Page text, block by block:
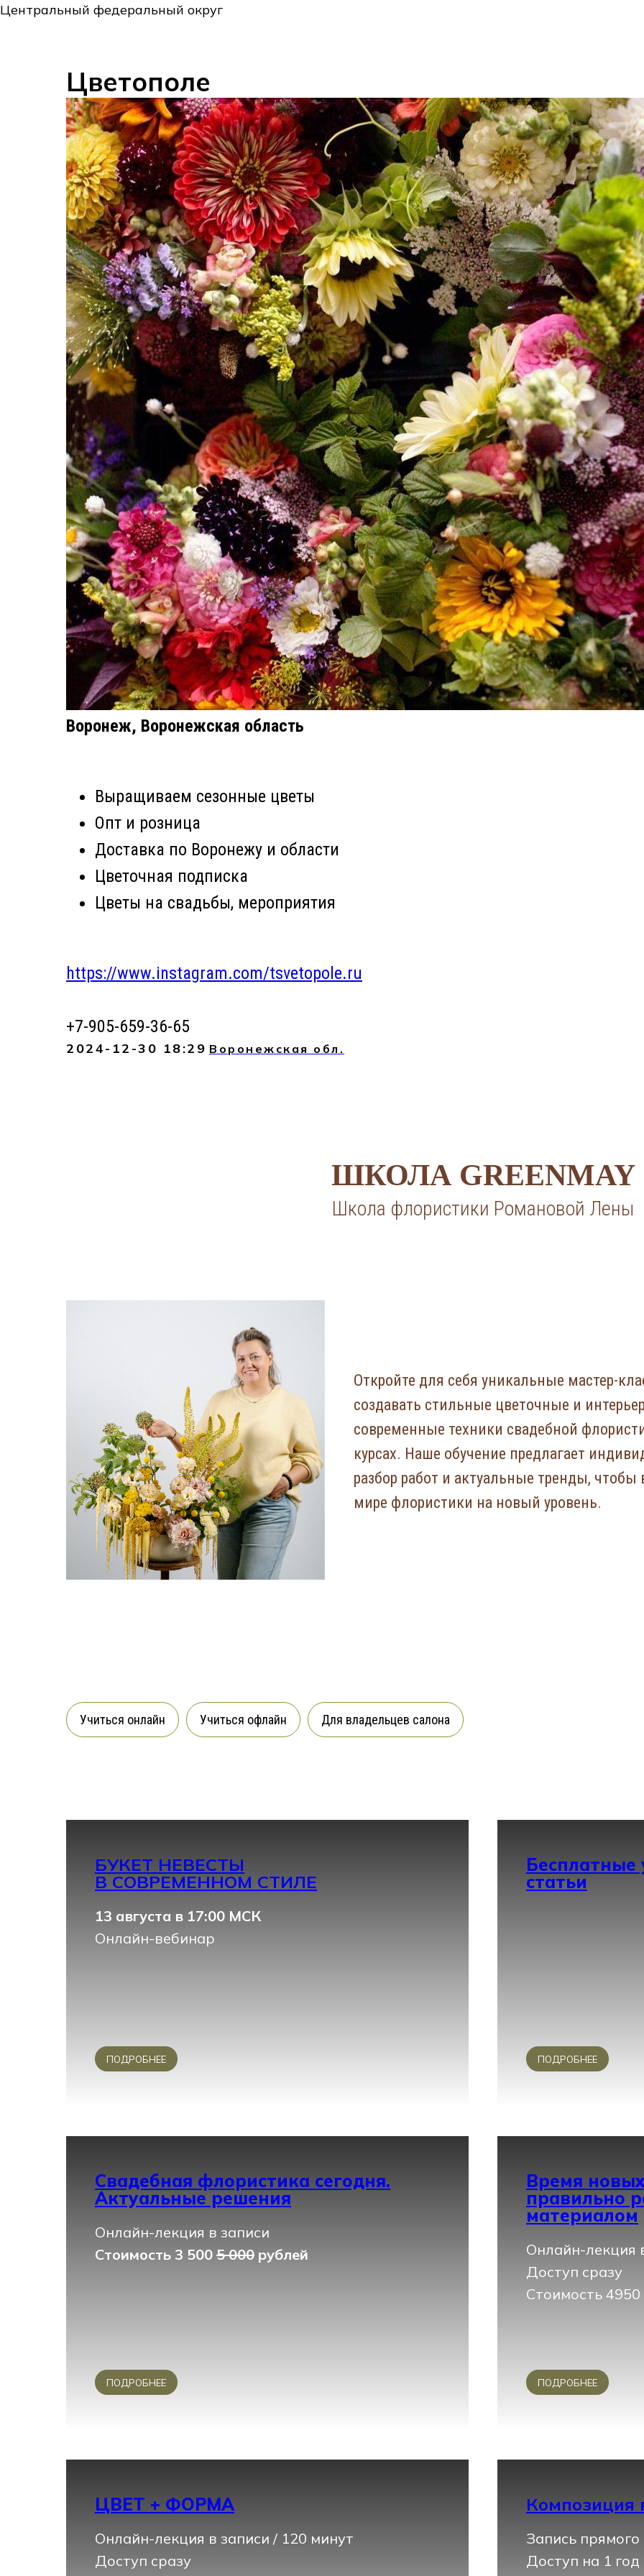
Центральный федеральный округ
Цветополе
Воронеж, Воронежская область
Выращиваем сезонные цветы
Опт и розница
Доставка по Воронежу и области
Цветочная подписка
Цветы на свадьбы, мероприятия
https://www.instagram.com/tsvetopole.ru
+7-905-659-36-65
2024-12-30 18:29 Воронежская обл.
ШКОЛА GREENMAY
Школа флористики Романовой Лены
Откройте для себя уникальные мастер-
создавать стильные цветочные и
современные техники свадебной
курсах. Наше обучение предлагает
разбор работ и актуальные тренды,
мире флористики на новый уровень.
Учиться онлайн Учиться офлайн Для владельцев салона
БУКЕТ НЕВЕСТЫ
В СОВРЕМЕННОМ СТИЛЕ
13 августа в 17:00 МСК
Онлайн-вебинар
ПОДРОБНЕЕ
Бесплатные
статьи
ПОДРОБНЕЕ
Свадебная флористика сегодня.
Актуальные решения
Онлайн-лекция в записи
Стоимость 3 500 5 000 рублей
ПОДРОБНЕЕ
Время
правильно
материалом
Онлайн-лекция
Доступ сразу
Стоимость
ПОДРОБНЕЕ
ЦВЕТ + ФОРМА
Онлайн-лекция в записи / 120 минут
Доступ сразу
Композиция
Запись
Доступ на 1 год